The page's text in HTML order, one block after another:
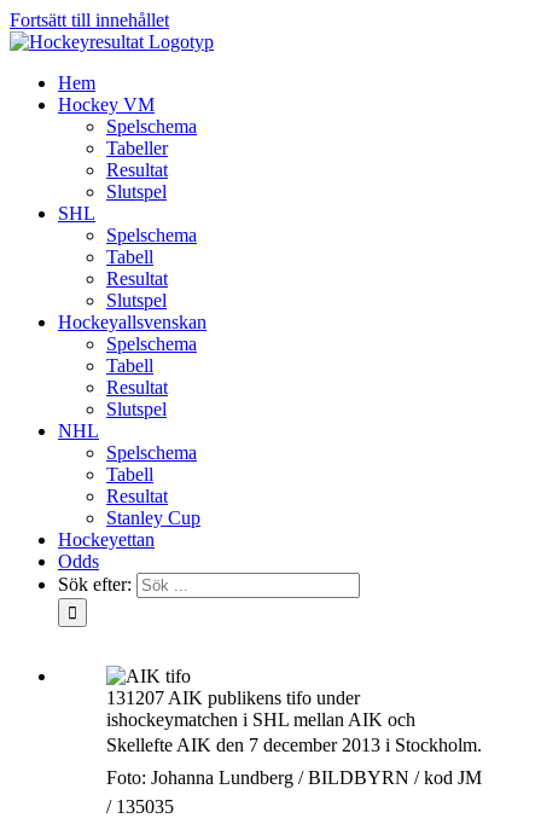
Fortsätt till innehållet
Hem
Hockey VM
Spelschema
Tabeller
Resultat
Slutspel
SHL
Spelschema
Tabell
Resultat
Slutspel
Hockeyallsvenskan
Spelschema
Tabell
Resultat
Slutspel
NHL
Spelschema
Tabell
Resultat
Stanley Cup
Hockeyettan
Odds
Sök efter:
131207 AIK publikens tifo under
ishockeymatchen i SHL mellan AIK och
Skellefte AIK den 7 december 2013 i Stockholm.
Foto: Johanna Lundberg / BILDBYRN / kod JM
/ 135035